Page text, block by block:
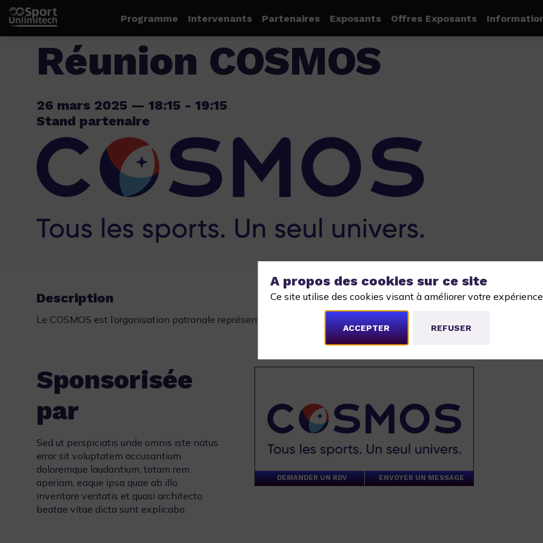
Programme Intervenants Partenaires Exposants Offres Exposants
Réunion COSMOS
26 mars 2025 — 18:15 - 19:15
Stand partenaire
Description
Le COSMOS est l’organisation patronale représentant l’ensemble des employeurs du sport.
Sponsorisée
par
Sed ut perspiciatis unde omnis iste natus
error sit voluptatem accusantium
doloremque laudantium, totam rem
aperiam, eaque ipsa quae ab illo
inventore veritatis et quasi architecto
beatae vitae dicta sunt explicabo.
DEMANDER UN RDV ENVOYER UN MESSAGE
A propos des cookies sur ce site
Ce site utilise des cookies visant à améliorer votre
ACCEPTER REFUSER